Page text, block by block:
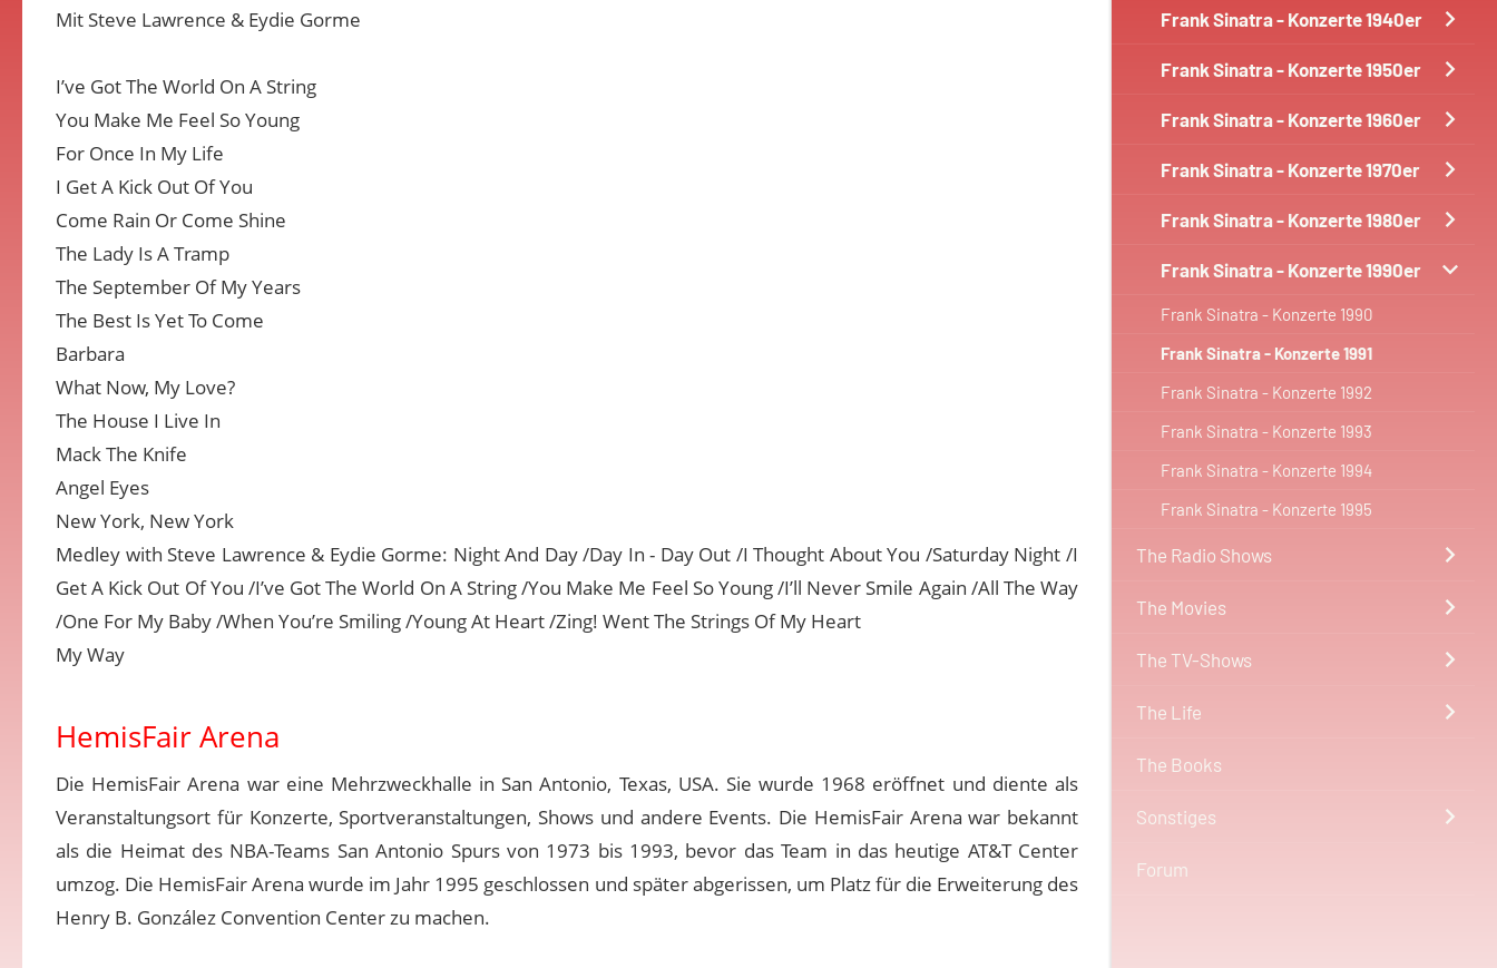
Frank Sinatra - Konzerte 1940er
Frank Sinatra - Konzerte 1950er
Frank Sinatra - Konzerte 1960er
Frank Sinatra - Konzerte 1970er
Frank Sinatra - Konzerte 1980er
Frank Sinatra - Konzerte 1990er
Frank Sinatra - Konzerte 1990
Frank Sinatra - Konzerte 1991
Frank Sinatra - Konzerte 1992
Frank Sinatra - Konzerte 1993
Frank Sinatra - Konzerte 1994
Frank Sinatra - Konzerte 1995
The Radio Shows
The Movies
The TV-Shows
The Life
The Books
Sonstiges
Forum
Mit Steve Lawrence & Eydie Gorme
I’ve Got The World On A String
You Make Me Feel So Young
For Once In My Life
I Get A Kick Out Of You
Come Rain Or Come Shine
The Lady Is A Tramp
The September Of My Years
The Best Is Yet To Come
Barbara
What Now, My Love?
The House I Live In
Mack The Knife
Angel Eyes
New York, New York
Medley with Steve Lawrence & Eydie Gorme: Night And Day /Day In - Day Out /I Thought About You /Saturday Night /I
Get A Kick Out Of You /I’ve Got The World On A String /You Make Me Feel So Young /I’ll Never Smile Again /All The Way
/One For My Baby /When You’re Smiling /Young At Heart /Zing! Went The Strings Of My Heart
My Way
HemisFair Arena
Die HemisFair Arena war eine Mehrzweckhalle in San Antonio, Texas, USA. Sie wurde 1968 eröffnet und diente als
Veranstaltungsort für Konzerte, Sportveranstaltungen, Shows und andere Events. Die HemisFair Arena war bekannt
als die Heimat des NBA-Teams San Antonio Spurs von 1973 bis 1993, bevor das Team in das heutige AT&T Center
umzog. Die HemisFair Arena wurde im Jahr 1995 geschlossen und später abgerissen, um Platz für die Erweiterung des
Henry B. González Convention Center zu machen.